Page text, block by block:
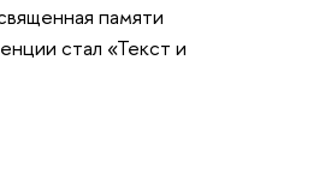
памяти
стал «Текст и